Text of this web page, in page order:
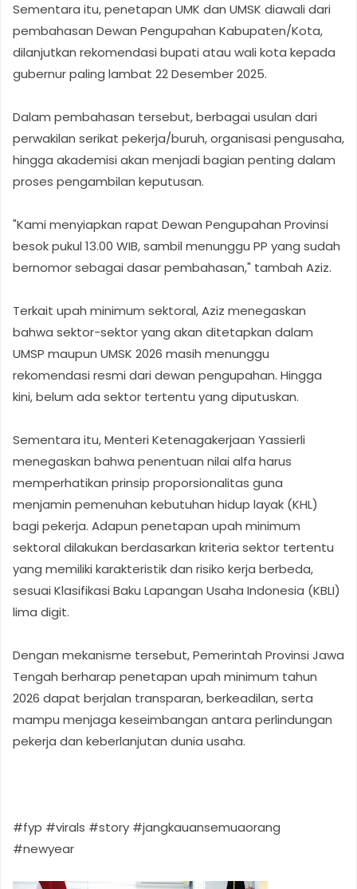
Sementara itu, penetapan UMK dan UMSK diawali dari
pembahasan Dewan Pengupahan Kabupaten/Kota,
dilanjutkan rekomendasi bupati atau wali kota kepada
gubernur paling lambat 22 Desember 2025.
Dalam pembahasan tersebut, berbagai usulan dari
perwakilan serikat pekerja/buruh, organisasi pengusaha,
hingga akademisi akan menjadi bagian penting dalam
proses pengambilan keputusan.
"Kami menyiapkan rapat Dewan Pengupahan Provinsi
besok pukul 13.00 WIB, sambil menunggu PP yang sudah
bernomor sebagai dasar pembahasan," tambah Aziz.
Terkait upah minimum sektoral, Aziz menegaskan
bahwa sektor-sektor yang akan ditetapkan dalam
UMSP maupun UMSK 2026 masih menunggu
rekomendasi resmi dari dewan pengupahan. Hingga
kini, belum ada sektor tertentu yang diputuskan.
Sementara itu, Menteri Ketenagakerjaan Yassierli
menegaskan bahwa penentuan nilai alfa harus
memperhatikan prinsip proporsionalitas guna
menjamin pemenuhan kebutuhan hidup layak (KHL)
bagi pekerja. Adapun penetapan upah minimum
sektoral dilakukan berdasarkan kriteria sektor tertentu
yang memiliki karakteristik dan risiko kerja berbeda,
sesuai Klasifikasi Baku Lapangan Usaha Indonesia (KBLI)
lima digit.
Dengan mekanisme tersebut, Pemerintah Provinsi Jawa
Tengah berharap penetapan upah minimum tahun
2026 dapat berjalan transparan, berkeadilan, serta
mampu menjaga keseimbangan antara perlindungan
pekerja dan keberlanjutan dunia usaha.
#fyp #virals #story #jangkauansemuaorang
#newyear